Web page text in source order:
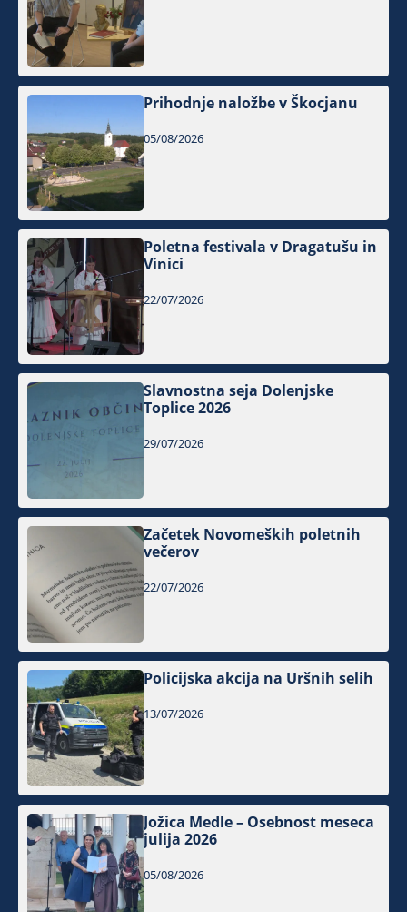
Prihodnje naložbe v Škocjanu
05/08/2026
Poletna festivala v Dragatušu in
Vinici
22/07/2026
Slavnostna seja Dolenjske
Toplice 2026
29/07/2026
Začetek Novomeških poletnih
večerov
22/07/2026
Policijska akcija na Uršnih selih
13/07/2026
Jožica Medle – Osebnost meseca
julija 2026
05/08/2026